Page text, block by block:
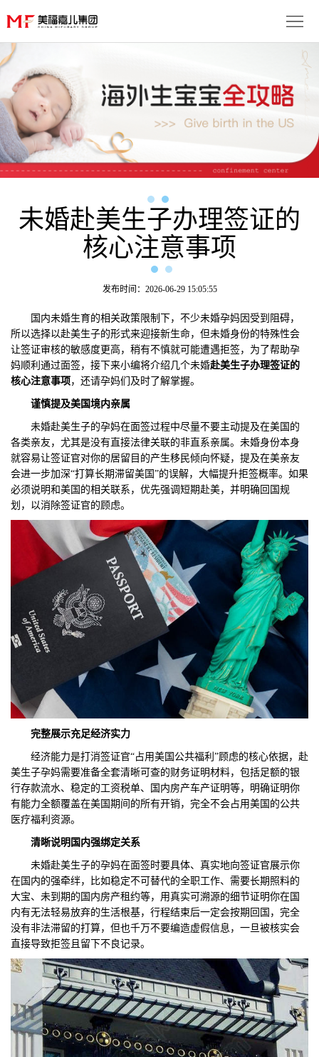
子
优
势
服
务
流
月
子
成
们
评
估
市
未婚赴美生子办理签证的
核心注意事项
发布时间：2026-06-29 15:05:55
国内未婚生育的相关政策限制下，不少未婚孕妈因受到阻碍，
所以选择以赴美生子的形式来迎接新生命，但未婚身份的特殊性会
让签证审核的敏感度更高，稍有不慎就可能遭遇拒签，为了帮助孕
妈顺利通过面签，接下来小编将介绍几个未婚赴美生子办理签证的
核心注意事项，还请孕妈们及时了解掌握。
谨慎提及美国境内亲属
未婚赴美生子的孕妈在面签过程中尽量不要主动提及在美国的
各类亲友，尤其是没有直接法律关联的非直系亲属。未婚身份本身
就容易让签证官对你的居留目的产生移民倾向怀疑，提及在美亲友
会进一步加深“打算长期滞留美国”的误解，大幅提升拒签概率。如果
必须说明和美国的相关联系，优先强调短期赴美，并明确回国规
划，以消除签证官的顾虑。
完整展示充足经济实力
经济能力是打消签证官“占用美国公共福利”顾虑的核心依据，赴
美生子孕妈需要准备全套清晰可查的财务证明材料，包括足额的银
行存款流水、稳定的工资税单、国内房产车产证明等，明确证明你
有能力全额覆盖在美国期间的所有开销，完全不会占用美国的公共
医疗福利资源。
清晰说明国内强绑定关系
未婚赴美生子的孕妈在面签时要具体、真实地向签证官展示你
在国内的强牵绊，比如稳定不可替代的全职工作、需要长期照料的
大宝、未到期的国内房产租约等，用真实可溯源的细节证明你在国
内有无法轻易放弃的生活根基，行程结束后一定会按期回国，完全
没有非法滞留的打算，但也千万不要编造虚假信息，一旦被核实会
直接导致拒签且留下不良记录。